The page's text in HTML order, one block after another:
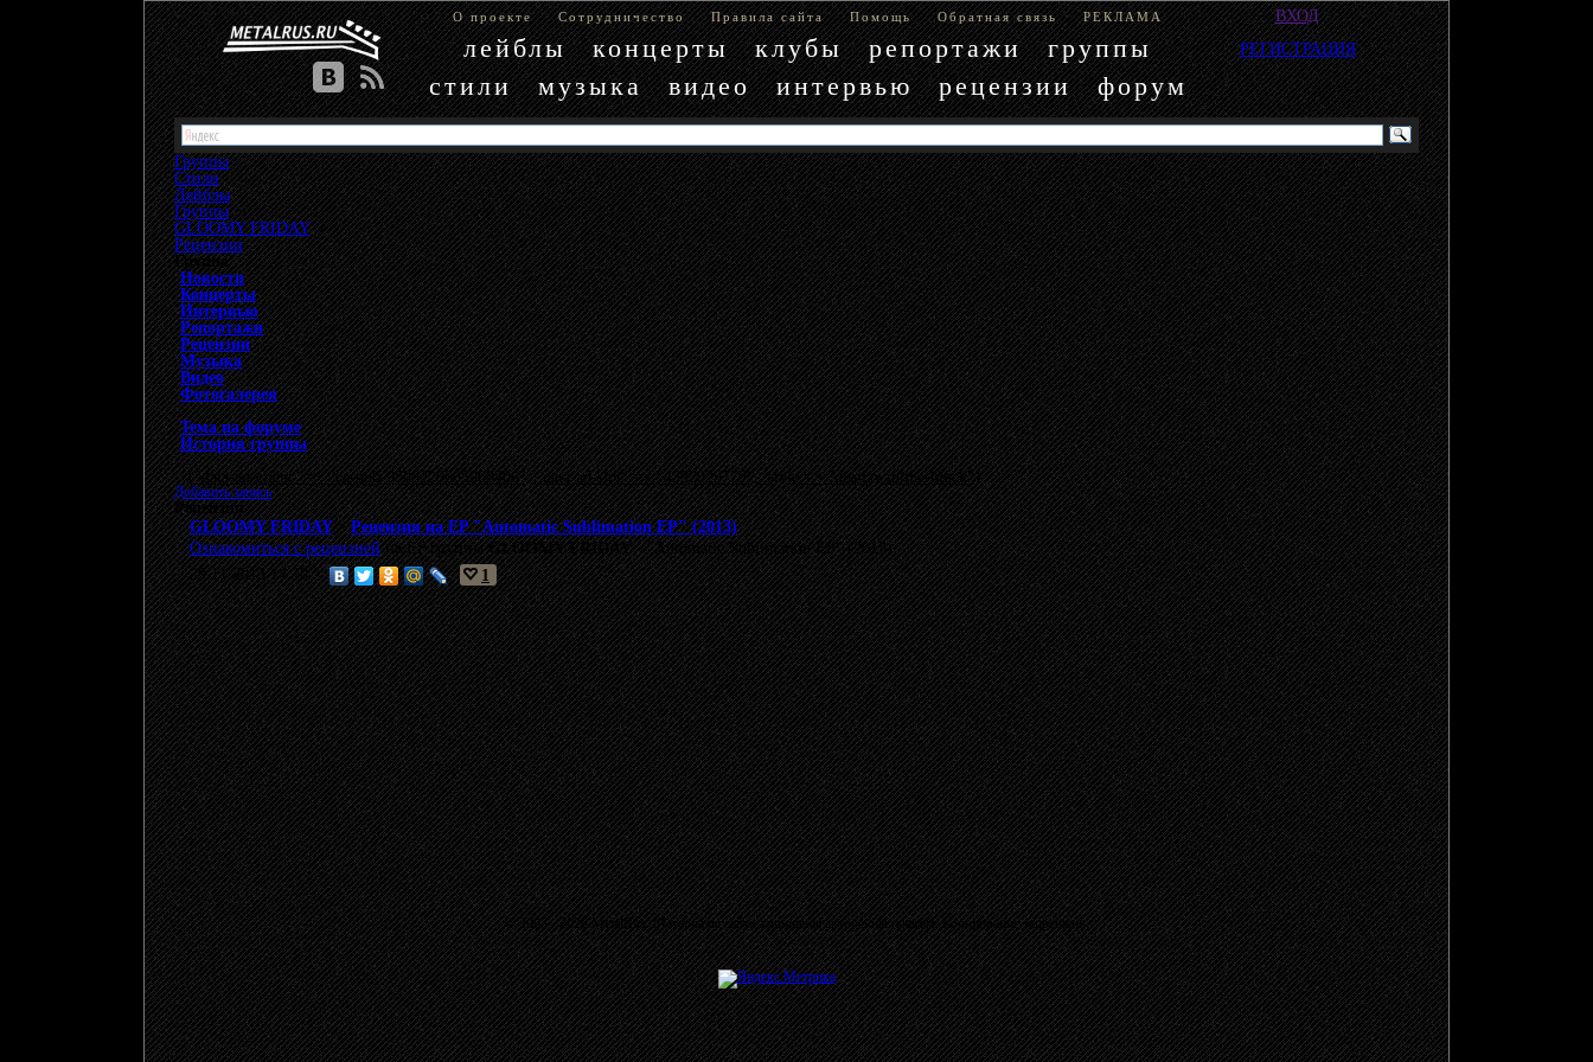
О проекте Сотрудничество Правила сайта Помощь Обратная связь РЕКЛАМА
лейблы концерты клубы репортажи
группы
стили
музыка видео интервью рецензии форум
ВХОД
РЕГИСТРАЦИЯ
Группы
Стили
Лейблы
Группы»
GLOOMY FRIDAY»
Рецензии
Группа
Новости
Концерты
Интервью
Репортажи
Рецензии
Музыка
Видео
Фотогалерея
Тема на форуме
История группы
{"data-ad-client" => "ca-pub-9508229605968406", "data-ad-slot" => "4397029779", :style => "display:inline-block"}
Добавить запись
Рецензии
GLOOMY FRIDAY>Рецензия на EP "Automatic Sublimation EP" (2013)
Ознакомиться с рецензиейна EP группыGLOOMY FRIDAY- "Automatic Sublimation EP" (2013)
29.11.2013 14:30
1
© 2003 - 2026 MetalRus. Материалы сайта защищены авторским правом. Копирование запрещено.